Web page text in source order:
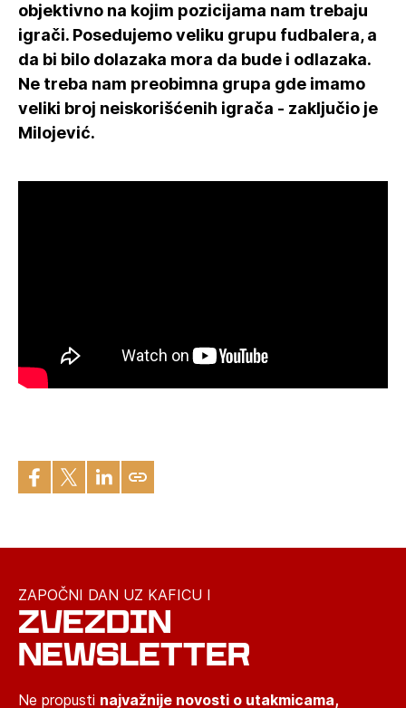
objektivno na kojim pozicijama nam trebaju
igrači. Posedujemo veliku grupu fudbalera, a
da bi bilo dolazaka mora da bude i odlazaka.
Ne treba nam preobimna grupa gde imamo
veliki broj neiskorišćenih igrača - zaključio je
Milojević.
ZAPOČNI DAN UZ KAFICU I
ZVEZDIN
NEWSLETTER
Ne propusti najvažnije novosti o utakmicama,